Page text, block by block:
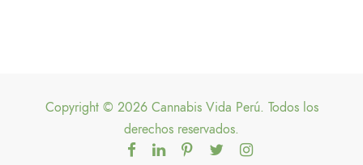
Copyright © 2026 Cannabis Vida Perú. Todos los
derechos reservados.